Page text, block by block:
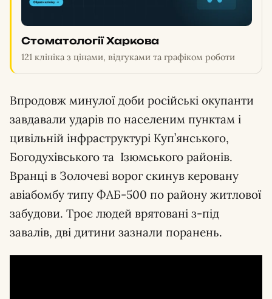
Стоматології Харкова
121 клініка з цінами, відгуками та графіком роботи
Впродовж минулої доби російські окупанти
завдавали ударів по населеним пунктам і
цивільній інфраструктурі Куп’янського,
Богодухівського та Ізюмського районів.
Вранці в Золочеві ворог скинув керовану
авіабомбу типу ФАБ-500 по району житлової
забудови. Троє людей врятовані з-під
завалів, дві дитини зазнали поранень.